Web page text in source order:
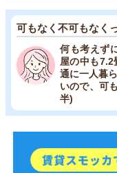
可もなく不可もなく
何も考えず
屋の中も7.2
通に一人暮
いので、可
半)